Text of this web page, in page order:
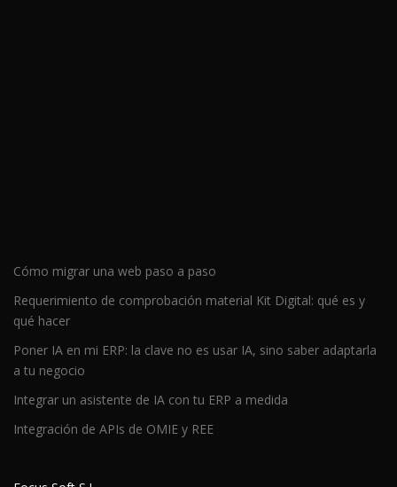
Cómo migrar una web paso a paso
Requerimiento de comprobación material Kit Digital: qué es y
qué hacer
Poner IA en mi ERP: la clave no es usar IA, sino saber adaptarla
a tu negocio
Integrar un asistente de IA con tu ERP a medida
Integración de APIs de OMIE y REE